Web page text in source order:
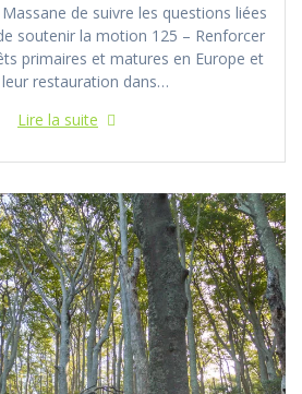
de suivre les questions liées
soutenir la motion 125 – Renforcer
primaires et matures en Europe et
restauration dans…
Lire la suite